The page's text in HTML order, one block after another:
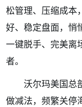
松管理、压缩成本
好、稳定盘面，悄
一键脱手、完美离
者。
沃尔玛美国总
做减法，频繁关停